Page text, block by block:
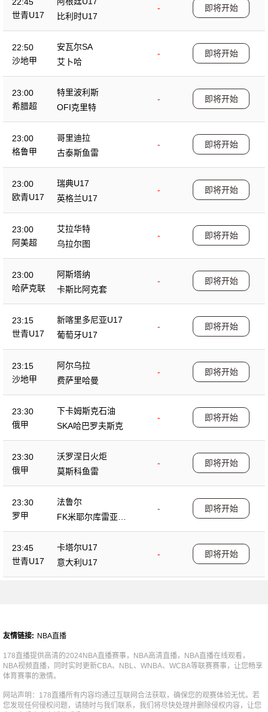
世青U17
-
比利时U17
即将开始
22:50
沙地甲
安瓦尔SA
-
艾卜哈
即将开始
23:00
希腊超
特里波利斯
-
OFI克里特
即将开始
23:00
格鲁甲
哥里迪拉
-
古泰斯鱼雷
即将开始
23:00
欧青U17
瑞典U17
-
英格兰U17
即将开始
23:00
阿美超
艾拉华特
-
乌拉尔图
即将开始
23:00
哈萨克联
阿斯塔纳
-
卡斯比阿克套
即将开始
23:15
世青U17
新喀里多尼亚U17
-
葡萄牙U17
即将开始
23:15
沙地甲
阿尔乌拉
-
费萨里哈曼
即将开始
23:30
俄甲
下卡姆斯克石油
-
SKA哈巴罗夫斯克
即将开始
23:30
俄甲
沃罗涅日火炬
-
莫斯科鱼雷
即将开始
23:30
罗甲
法鲁尔
-
FK米耶尔库雷亚丘
克
即将开始
23:45
世青U17
卡塔尔U17
-
意大利U17
即将开始
友情链接: NBA直播
178直播提供高清的2024NBA直播赛事，NBA高清直播，NBA直播在线观看，
NBA视频直播，同时实时更新CBA、NBL、WNBA、WCBA等联赛赛事，让您畅享
体育赛事的激情。
网站声明：178直播所有内容均通过互联网合法获取，确保您的观赛体验无忧。若
您发现任何侵权问题，请随时与我们联系，我们将尽快处理并删除侵权内容，让您